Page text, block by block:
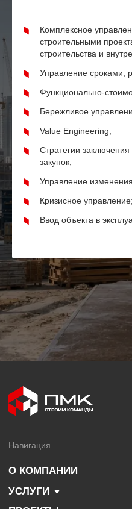
Комплексное
строительными
строительства и
Управление сроками,
Функционально-
Бережливое
Value Engineering;
Стратегии
закупок;
Управление
Кризисное управление;
Ввод объекта в
Г. МОСКВА, УЛ. БОЛЬШАЯ
ЯКИМАНКА, ДОМ 17/2,
Контакты
УСЛУГИ
ПРОЕКТЫ
СОТРУДНИЧЕСТВО
НОВОСТИ
О КОМПАНИИ